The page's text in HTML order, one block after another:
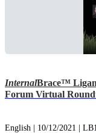
InternalBrace™
Forum Virtual
English | 10/12/2021 |